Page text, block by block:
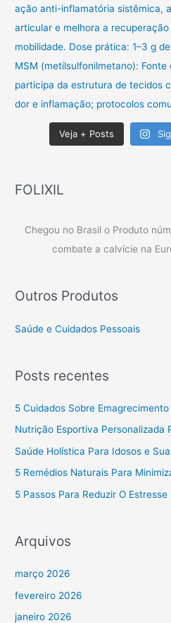
Veja + Posts
FOLIXIL
Chegou no Brasil o Produto
combate a calvície na
Outros Produtos
Saúde e Cuidados Pessoais
Posts recentes
5 Cuidados Sobre
Nutrição Esportiva Personalizada
Saúde Holística Para Idosos e
5 Remédios Naturais Para
5 Passos Para Reduzir O Estresse
Arquivos
março 2026
fevereiro 2026
janeiro 2026